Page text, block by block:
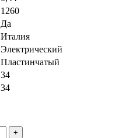
1260
Да
Италия
Электрический
Пластинчатый
34
34
+